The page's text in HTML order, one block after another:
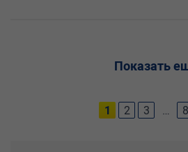
Показать
1 2 3 … 8